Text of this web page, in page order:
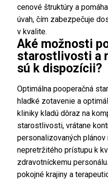
cenové štruktúry a
úvah, čím zabezpečuje
v kvalite.
Aké možnosti
starostlivosti a
sú k dispozícii?
Optimálna pooperačná
hladké zotavenie a
kliniky kladú dôraz na
starostlivosti, vrátane
personalizovaných
nepretržitého prístupu k
zdravotníckemu
pokojné krajiny a